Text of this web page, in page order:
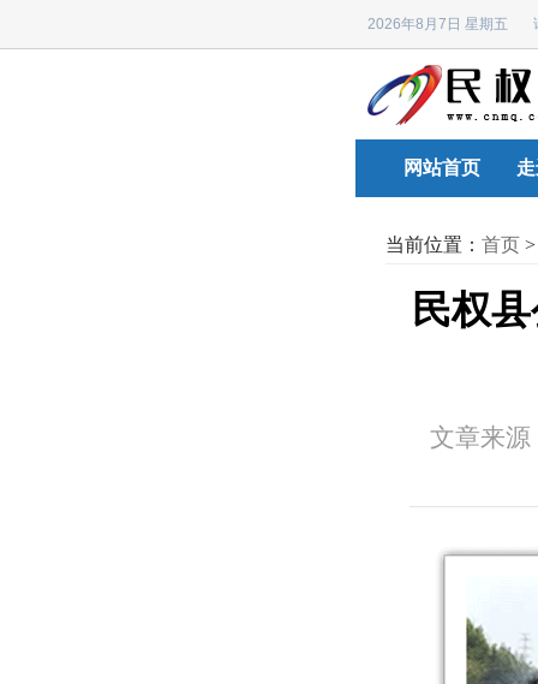
2026年8月7日 星期五
网站首页
当前位置： 首页
民权
文章来